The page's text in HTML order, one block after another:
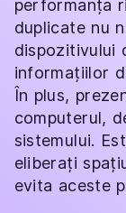
performanța
duplicate nu
dispozitivului
informațiilor
În plus,
computerul,
sistemului.
eliberați
evita aceste